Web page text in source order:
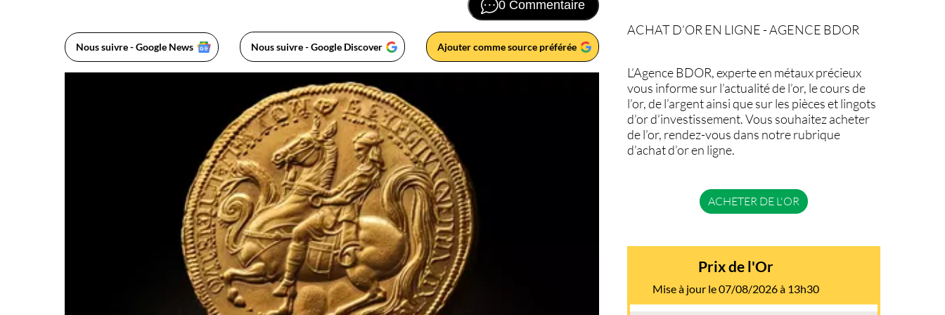
0 Commentaire
Nous suivre - Google News Nous suivre - Google Discover Ajouter comme source préférée
ACHAT D’OR EN LIGNE - AGENCE BDOR
L’Agence BDOR, experte en métaux précieux
vous informe sur l’actualité de l’or, le cours de
l’or, de l’argent ainsi que sur les pièces et lingots
d’or d’investissement. Vous souhaitez acheter
de l’or, rendez-vous dans notre rubrique
d’achat d’or en ligne.
ACHETER DE L'OR
Prix de l'Or
Mise à jour le 07/08/2026 à 13h30